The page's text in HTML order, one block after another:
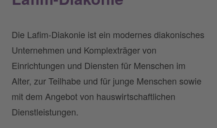
Die Lafim-Diakonie ist ein modernes diakonisches
Unternehmen und Komplexträger von
Einrichtungen und Diensten für Menschen im
Alter, zur Teilhabe und für junge Menschen sowie
mit dem Angebot von hauswirtschaftlichen
Dienstleistungen.